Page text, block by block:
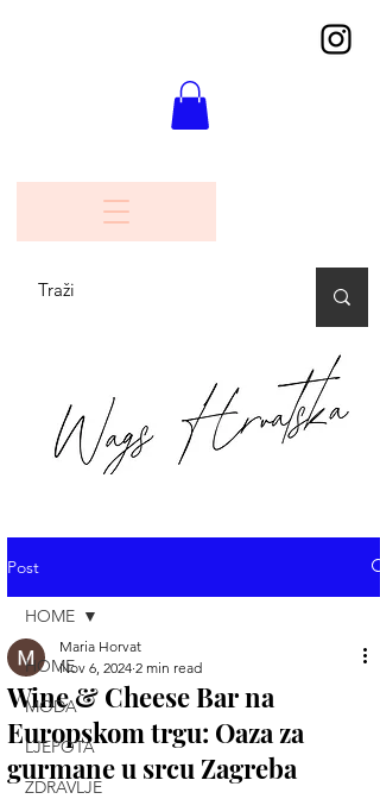
Post
HOME
MODA
LJEPOTA
ZDRAVLJE
HOME
Wine & Cheese Bar na
Europskom trgu: Oaza za
gurmane u srcu Zagreba
Maria Horvat
Nov 6, 2024 2 min read